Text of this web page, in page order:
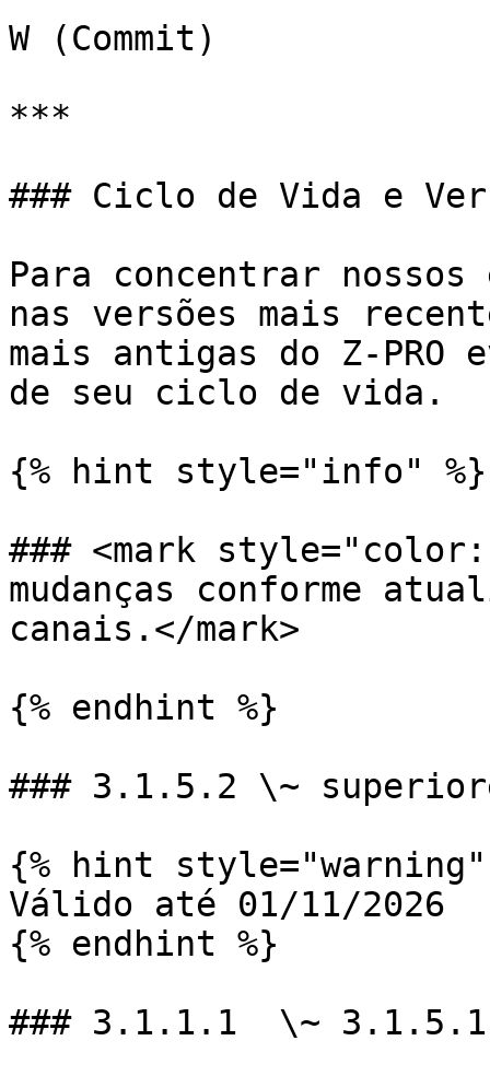
W (Commit)
***
### Ciclo de Vida e
Para concentrar
nas versões mais
mais antigas do Z-PRO
de seu ciclo de vida.
{% hint style="info" %}
### <mark
mudanças conforme
canais.</mark>
{% endhint %}
### 3.1.5.2 \~
{% hint style="warning"
Válido até 01/11/2026
{% endhint %}
### 3.1.1.1  \~ 3.1.5.1